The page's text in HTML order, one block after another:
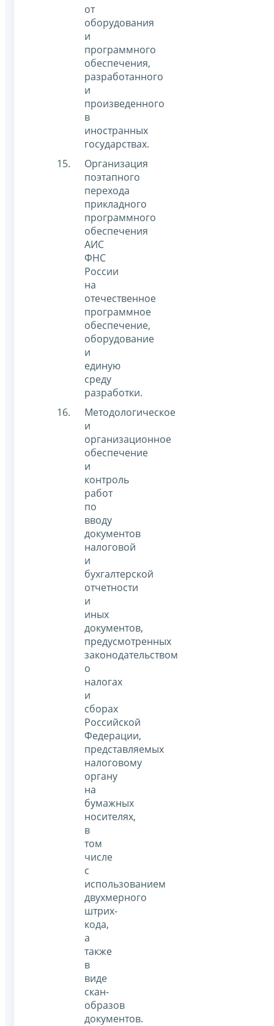
от
оборудования
и
программного
обеспечения,
разработанного
и
произведенного
в
иностранных
государствах.
Организация
поэтапного
перехода
прикладного
программного
обеспечения
АИС
ФНС
России
на
отечественное
программное
обеспечение,
оборудование
и
единую
среду
разработки.
Методологическое
и
организационное
обеспечение
и
контроль
работ
по
вводу
документов
налоговой
и
бухгалтерской
отчетности
и
иных
документов,
предусмотренных
законодательством
о
налогах
и
сборах
Российской
Федерации,
представляемых
налоговому
органу
на
бумажных
носителях,
в
том
числе
с
использованием
двухмерного
штрих-
кода,
а
также
в
виде
скан-
образов
документов.